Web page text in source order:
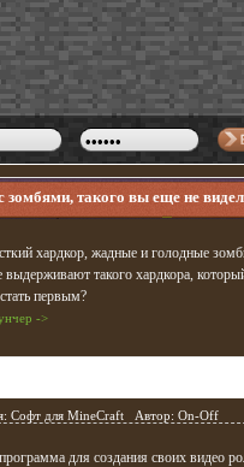
зомбями, такого вы еще не
хардкор, жадные и голодные
выдерживают такого хардкора,
первым?
->
Софт для MineCraft Автор: On-Off
для создания своих видео